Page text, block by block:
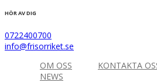
HÖR AV DIG
0722400700
info@frisorriket.se
OM OSS
KONTAKTA
NEWS